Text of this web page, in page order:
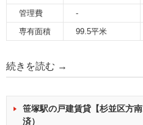
管理費
-
専有面積
99.5平米
続きを読む →
笹塚駅の戸建賃貸【杉並区方
済）